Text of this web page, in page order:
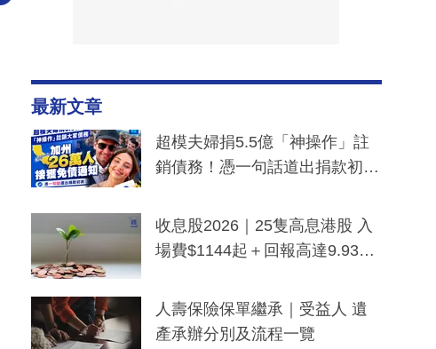
最新文章
超模夫婦捐5.5億「神操作」註
銷債務！憑一句話道出捐款初
一度被誤當詐騙手段
收息股2026｜25隻高息港股 入
場費$1144起＋回報高達9.93
人壽保險保單繼承｜受益人 遺
產承辦分別及流程一覽